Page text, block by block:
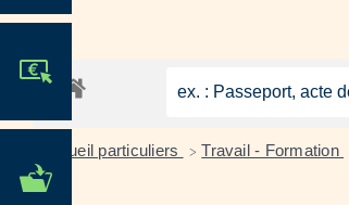
MES DÉMARCHES
Accueil particuliers > Travail - Formation